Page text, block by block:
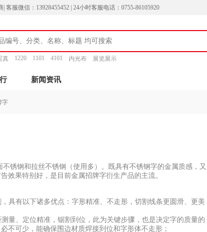
服微信：13928455452 | 24小时客服电话：0755-86105920
真 1220 1101 4101 内光布 展览展示
新闻资讯
字
钢和拉丝不锈钢（使用多）。既具有不锈钢字的金属质感，又
效果特别好，是目前金属招牌字衍生产品的主流。
具有以下诸多优点：字形精准、不走形，切割线条更圆滑、更美
量、定位精准，锯割到位，此为关键步骤，也是决定字的质量的
不可少，能确保围边材质焊接到位和字形体不走形；